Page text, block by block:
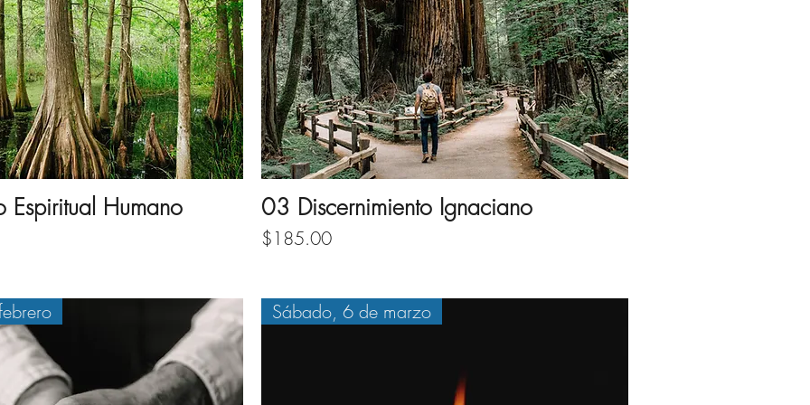
Espiritual Humano 03 Discernimiento Ignaciano
Price
$185.00
Sábado, 6 de marzo